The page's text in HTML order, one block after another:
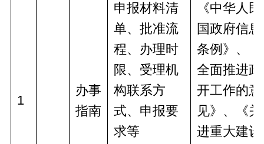
1
办事
指南
申报材料清
单、批准流
程、办理时
限、受理机
构联系方
式、申报要
求等
《中华人
国政府信
条例》、
全面推进
开工作的意
见》、《
进重大建